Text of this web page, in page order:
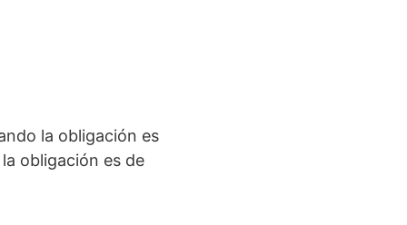
la obligación es
obligación es de